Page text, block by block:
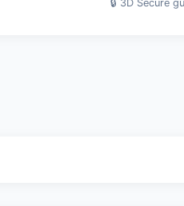
🔒 3D Secure